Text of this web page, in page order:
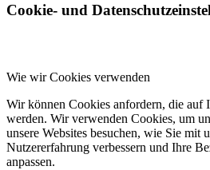
Cookie- und
Wie wir Cookies verwenden
Wir können Cookies anfordern, die auf
werden. Wir verwenden Cookies, um
unsere Websites besuchen, wie Sie mit
Nutzererfahrung verbessern und Ihre
anpassen.